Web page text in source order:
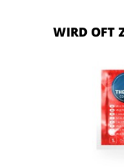
WIRD OFT